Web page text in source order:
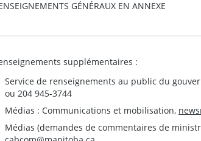
GÉNÉRAUX EN ANNEXE
supplémentaires :
Service de renseignements au public du
ou 204 945-3744
Médias : Communications et mobilisation,
Médias (demandes de commentaires de